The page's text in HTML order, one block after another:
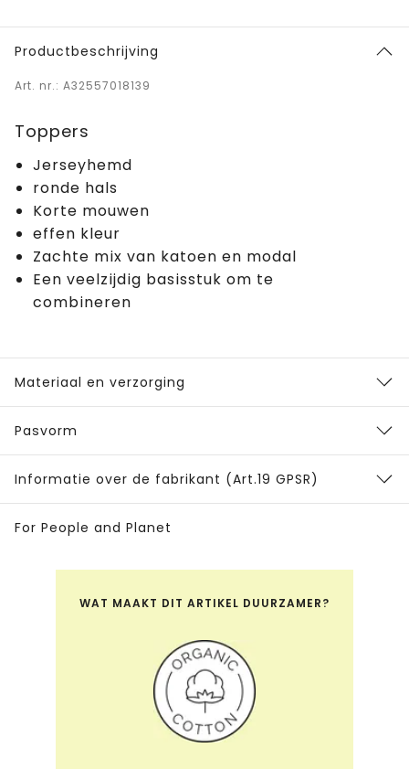
Productbeschrijving
Art. nr.: A32557018139
Toppers
Jerseyhemd
ronde hals
Korte mouwen
effen kleur
Zachte mix van katoen en modal
Een veelzijdig basisstuk om te
combineren
Materiaal en verzorging
Pasvorm
Informatie over de fabrikant (Art.19 GPSR)
For People and Planet
WAT MAAKT DIT ARTIKEL DUURZAMER?